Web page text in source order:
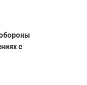
с